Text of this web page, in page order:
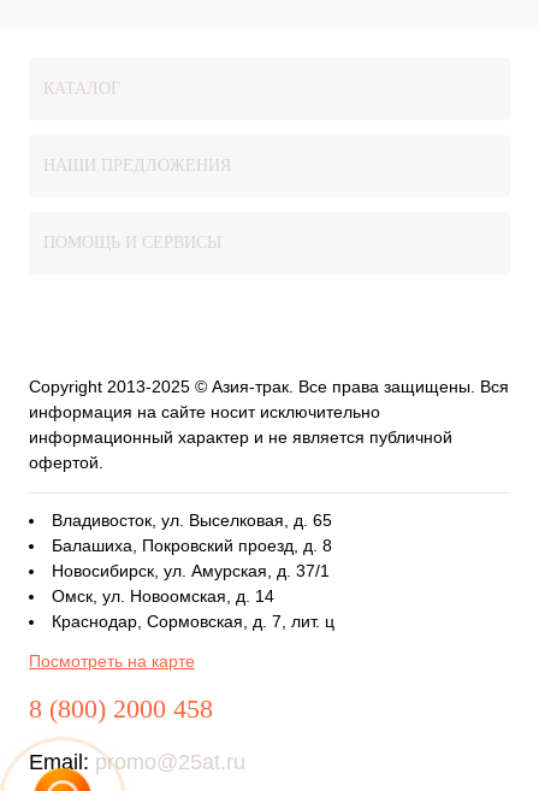
КАТАЛОГ
НАШИ ПРЕДЛОЖЕНИЯ
ПОМОЩЬ И СЕРВИСЫ
Copyright 2013-2025 © Азия-трак. Все права защищены. Вся
информация на сайте носит исключительно
информационный характер и не является публичной
офертой.
Владивосток, ул. Выселковая, д. 65
Балашиха, Покровский проезд, д. 8
Новосибирск, ул. Амурская, д. 37/1
Омск, ул. Новоомская, д. 14
Краснодар, Сормовская, д. 7, лит. ц
Посмотреть на карте
8 (800) 2000 458
Email: promo@25at.ru